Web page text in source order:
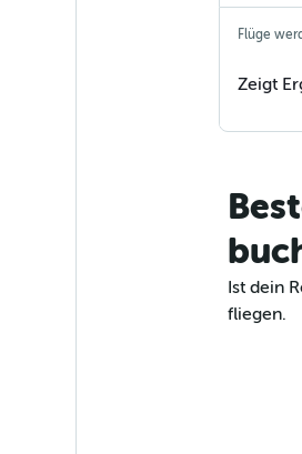
Flüge
Zeigt
Ist dein
fliegen.